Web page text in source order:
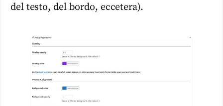
del testo, del bordo, eccetera).